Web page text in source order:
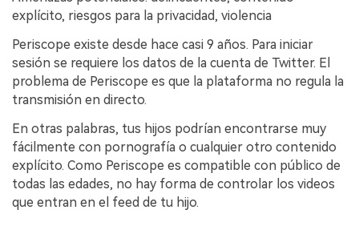
explícito, riesgos para la privacidad, violencia
Periscope existe desde hace casi 9 años. Para iniciar
sesión se requiere los datos de la cuenta de Twitter. El
problema de Periscope es que la plataforma no regula la
transmisión en directo.
En otras palabras, tus hijos podrían encontrarse muy
fácilmente con pornografía o cualquier otro contenido
explícito. Como Periscope es compatible con público de
todas las edades, no hay forma de controlar los videos
que entran en el feed de tu hijo.